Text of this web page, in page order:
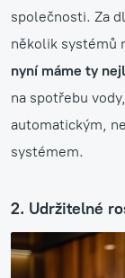
společnosti. Za
několik systémů
nyní máme ty
na spotřebu
automatickým,
systémem.
2. Udržitelné